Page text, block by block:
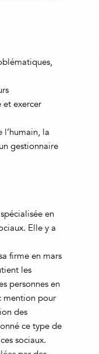
et exercer
la
gestionnaire
en
Elle y a
firme en mars
les
personnes en
mention pour
des
ce type de
sociaux.